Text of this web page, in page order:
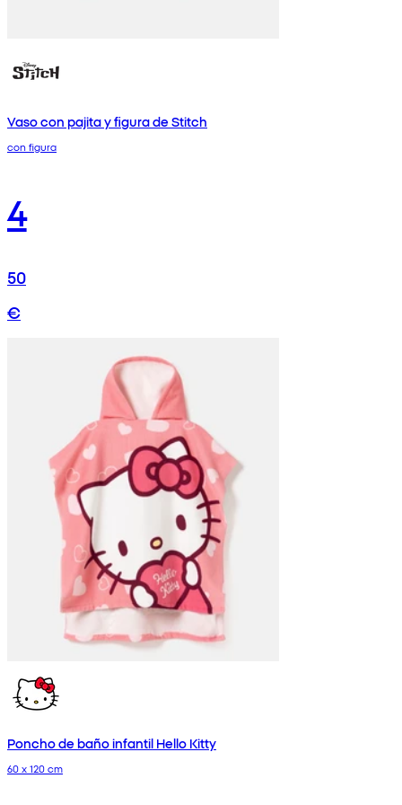
Vaso con pajita y figura de Stitch
con figura
4
50
€
Poncho de baño infantil Hello Kitty
60 x 120 cm